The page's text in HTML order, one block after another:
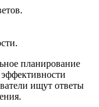
планирование
ищут ответы